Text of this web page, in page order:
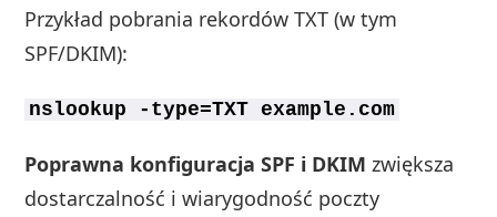
Przykład pobrania rekordów TXT (w tym
SPF/DKIM):
nslookup -type=TXT example.com
Poprawna konfiguracja SPF i DKIM zwiększa
dostarczalność i wiarygodność poczty